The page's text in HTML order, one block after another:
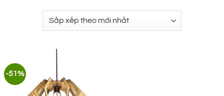
-51%